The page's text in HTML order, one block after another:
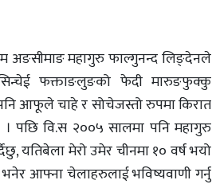
अङसीमाङ महागुरु फाल्गुनन्द लिङ्देनले
फक्ताङलुङको फेदी मारुङफुक्कु
आफूले चाहे र सोचेजस्तो रुपमा किरात
पछि वि.स २००५ सालमा पनि महागुरु
यतिबेला मेरो उमेर चीनमा १० वर्ष भयो
आफ्ना चेलाहरुलाई भविष्यवाणी गर्नु